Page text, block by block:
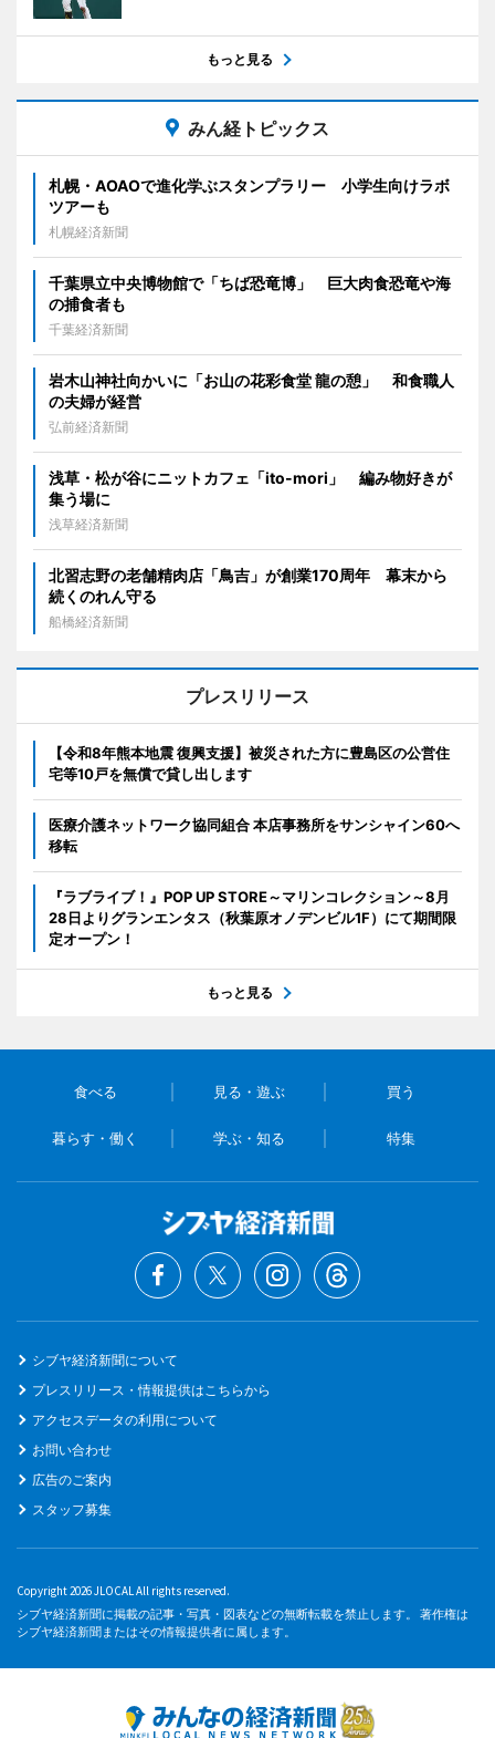
もっと見る
みん経トピックス
札幌・AOAOで進化学ぶスタンプラリー 小学生向けラボ
ツアーも
札幌経済新聞
千葉県立中央博物館で「ちば恐竜博」 巨大肉食恐竜や海
の捕食者も
千葉経済新聞
岩木山神社向かいに「お山の花彩食堂 龍の憩」 和食職人
の夫婦が経営
弘前経済新聞
浅草・松が谷にニットカフェ「ito-mori」 編み物好きが
集う場に
浅草経済新聞
北習志野の老舗精肉店「鳥吉」が創業170周年 幕末から
続くのれん守る
船橋経済新聞
プレスリリース
【令和8年熊本地震 復興支援】被災された方に豊島区の公営住
宅等10戸を無償で貸し出します
医療介護ネットワーク協同組合 本店事務所をサンシャイン60へ
移転
『ラブライブ！』POP UP STORE～マリンコレクション～8月
28日よりグランエンタス（秋葉原オノデンビル1F）にて期間限
定オープン！
もっと見る
食べる 見る・遊ぶ 買う
暮らす・働く 学ぶ・知る 特集
シブヤ経済新聞について
プレスリリース・情報提供はこちらから
アクセスデータの利用について
お問い合わせ
広告のご案内
スタッフ募集
Copyright 2026 JLOCAL All rights reserved.
シブヤ経済新聞に掲載の記事・写真・図表などの無断転載を禁止します。 著作権は
シブヤ経済新聞またはその情報提供者に属します。